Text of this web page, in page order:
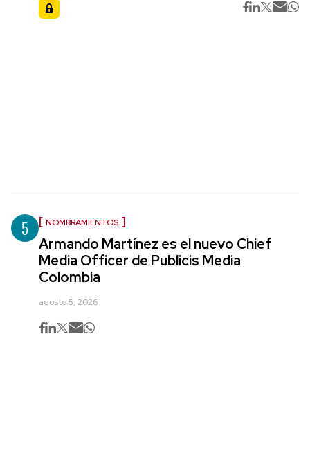
5 NOMBRAMIENTOS
Armando Martínez es el nuevo Chief
Media Officer de Publicis Media
Colombia
agosto 5, 2026